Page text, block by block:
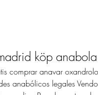
köp anabola
comprar anavar
anabólicos legales